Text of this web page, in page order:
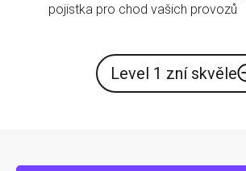
pojistka pro chod vašich provozů
Level 1 zní skvěle